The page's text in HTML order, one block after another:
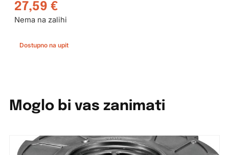
27,59 €
Nema na zalihi
Dostupno na upit
Moglo bi vas zanimati